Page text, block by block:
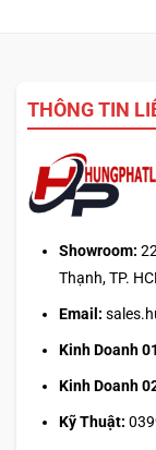
THÔNG TIN
Showroom:
Thạnh, TP.
Email:
Kinh Doanh
Kinh Doanh
Kỹ Thuật: